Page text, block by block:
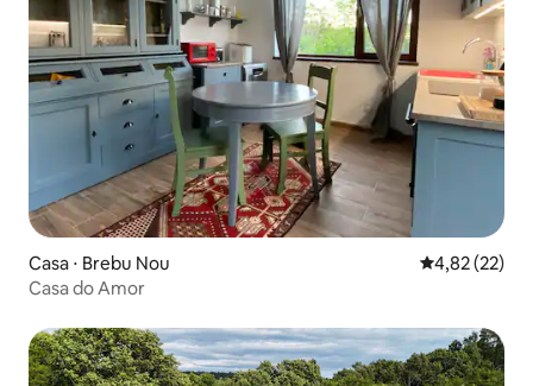
Casa ⋅ Brebu Nou 4,82 de uma
4,82 (22)
Casa do Amor